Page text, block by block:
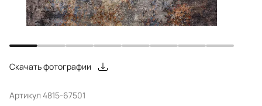
Скачать фотографии
Артикул 4815-67501